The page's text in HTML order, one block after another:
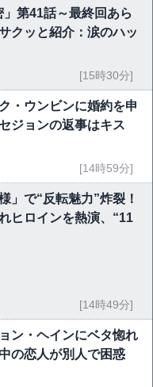
第41話～最終回あら
クッと紹介：涙のハッ
[15時30分]
・ウンビンに婚約を申
ジョンの返事はキス
[14時59分]
」で“反転魅力”炸裂！
ヒロインを熱演、“11
[14時49分]
ン・ヘインにベタ惚れ
の恋人が別人で困惑